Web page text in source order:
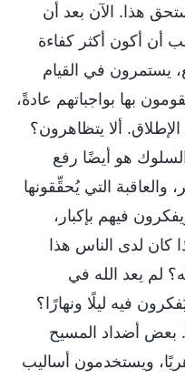
هذا. الآن بعد أن
أن أكون أكثر كفاءة
يستمرون في القيام
بها بواجباتهم عادةً،
ألا يتظاهرون؟
هو أيضًا رفع
التي يُحقِّقونها
فيهم بإكبار،
كان لدى الناس هذا
لم يعد الله في
فيه ليلًا ونهارًا؟
بعض أضداد المسيح
ويستخدمون أساليب